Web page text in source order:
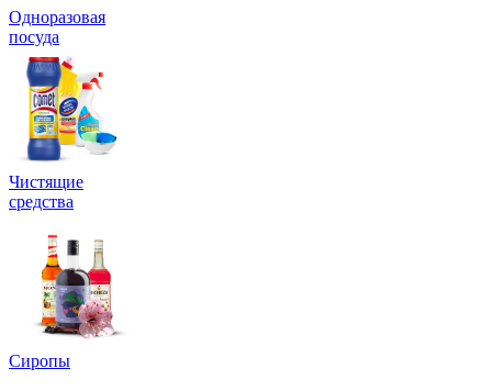
Одноразовая
посуда
Чистящие
средства
Сиропы